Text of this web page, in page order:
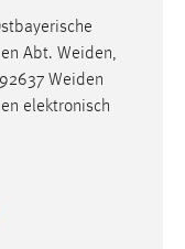
Abt. Weiden,
Weiden
elektronisch